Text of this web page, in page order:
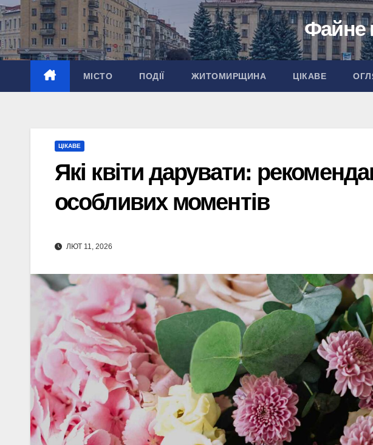
Перейти
до
вмісту
Файне
МІСТО ПОДІЇ ЖИТОМИРЩИНА ЦІКАВЕ
ЦІКАВЕ
Які квіти дарувати:
особливих моментів
ЛЮТ 11, 2026